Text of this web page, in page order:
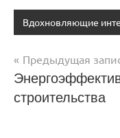
Вдохновляющие
Навигация
по
Предыдущая
строительства